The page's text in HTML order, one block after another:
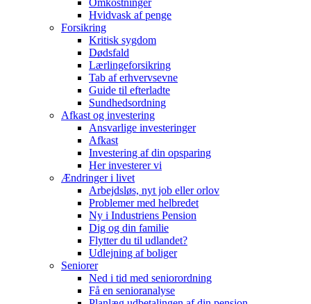
Omkostninger
Hvidvask af penge
Forsikring
Kritisk sygdom
Dødsfald
Lærlingeforsikring
Tab af erhvervsevne
Guide til efterladte
Sundhedsordning
Afkast og investering
Ansvarlige investeringer
Afkast
Investering af din opsparing
Her investerer vi
Ændringer i livet
Arbejdsløs, nyt job eller orlov
Problemer med helbredet
Ny i Industriens Pension
Dig og din familie
Flytter du til udlandet?
Udlejning af boliger
Seniorer
Ned i tid med seniorordning
Få en senioranalyse